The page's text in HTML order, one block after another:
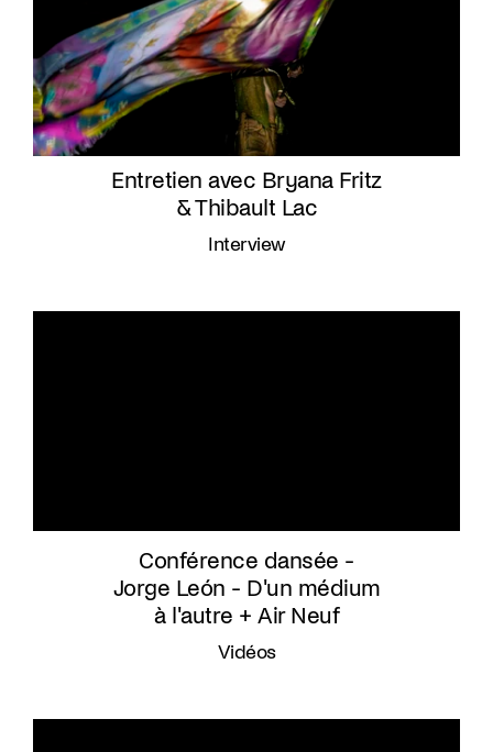
Entretien avec Bryana Fritz
& Thibault Lac
Interview
Conférence dansée -
Jorge León - D'un médium
à l'autre + Air Neuf
Vidéos